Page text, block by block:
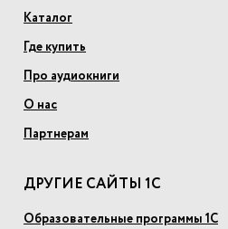
Каталог
Где купить
Про аудиокниги
О нас
Партнерам
ДРУГИЕ САЙТЫ 1С
Образовательные программы 1С